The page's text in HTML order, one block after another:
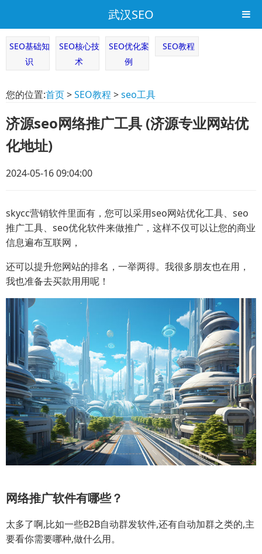
武汉SEO
SEO基础知
识
SEO核心技
术
SEO优化案
例
SEO教程
您的位置:首页>SEO教程 >seo工具
济源seo网络推广工具 (济源专业网站优
化地址)
2024-05-16 09:04:00
skycc营销软件里面有，您可以采用seo网站优化工具、seo
推广工具、seo优化软件来做推广，这样不仅可以让您的商业
信息遍布互联网，
还可以提升您网站的排名，一举两得。我很多朋友也在用，
我也准备去买款用用呢！
网络推广软件有哪些？
太多了啊,比如一些B2B自动群发软件,还有自动加群之类的,主
要看你需要哪种,做什么用。